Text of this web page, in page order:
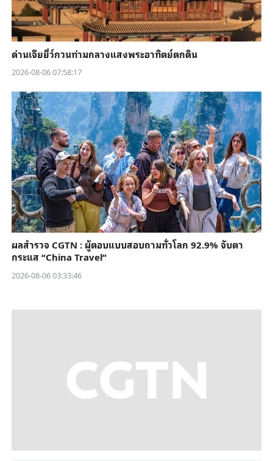
ด่านเจียยี่ว์กวนท่ามกลางแสงพระอาทิตย์ตกดิน
2026-08-06 07:58:17
ผลสำรวจ CGTN : ผู้ตอบแบบสอบถามทั่วโลก 92.9% จับตา
กระแส “China Travel”
2026-08-06 03:33:46